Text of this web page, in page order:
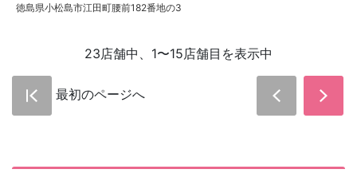
徳島県小松島市江田町腰前182番地の3
23店舗中、1〜15店舗目を表示中
最初のページへ